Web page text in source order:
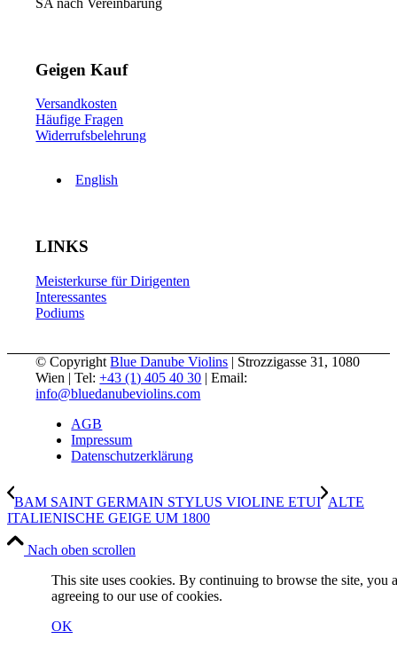
Geigen Kauf
Versandkosten
Häufige Fragen
Widerrufsbelehrung
English
LINKS
Meisterkurse für Dirigenten
Interessantes
Podiums
© CopyrightBlue Danube Violins | Strozzigasse 31, 1080
Wien | Tel:+43 (1) 405 40 30 | Email:
info@bluedanubeviolins.com
AGB
Impressum
Datenschutzerklärung
BAM SAINT GERMAIN STYLUS VIOLINE ETUI ALTE
ITALIENISCHE GEIGE UM 1800
Nach oben scrollen
This site uses cookies. By continuing to browse the site, you
agreeing to our use of cookies.
OK